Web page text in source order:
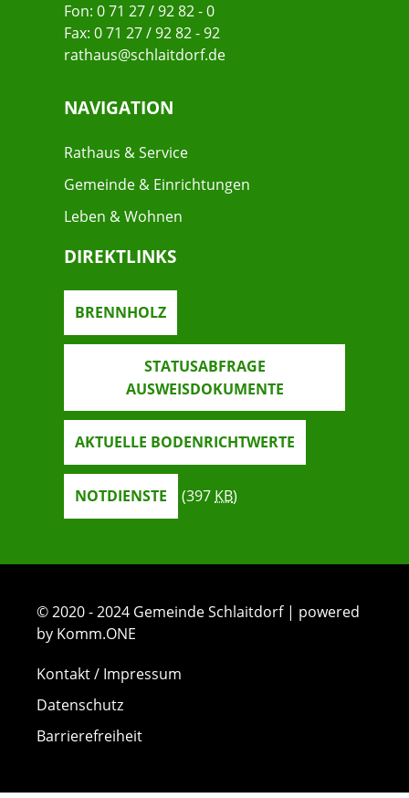
Fon: 0 71 27 / 92 82 - 0
Fax: 0 71 27 / 92 82 - 92
rathaus@schlaitdorf.de
NAVIGATION
Rathaus & Service
Gemeinde & Einrichtungen
Leben & Wohnen
DIREKTLINKS
BRENNHOLZ
STATUSABFRAGE
AUSWEISDOKUMENTE
AKTUELLE BODENRICHTWERTE
NOTDIENSTE (397 KB)
© 2020 - 2024 Gemeinde Schlaitdorf | powered
by Komm.ONE
Kontakt / Impressum
Datenschutz
Barrierefreiheit